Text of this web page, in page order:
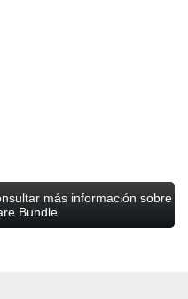
más información sobre
Bundle